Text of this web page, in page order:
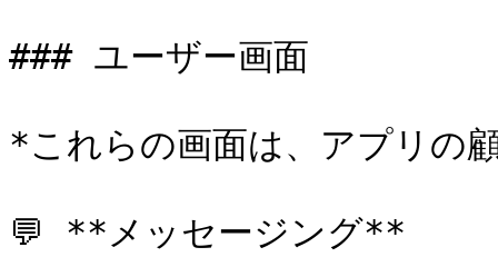
### ユーザー画面
*これらの画面は、アプリの
💬 **メッセージング**